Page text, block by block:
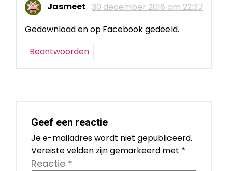
Jasmeet 30 december 2018 om 22:37
Gedownload en op Facebook gedeeld.
Beantwoorden
Geef een reactie
Je e-mailadres wordt niet gepubliceerd.
Vereiste velden zijn gemarkeerd met *
Reactie *